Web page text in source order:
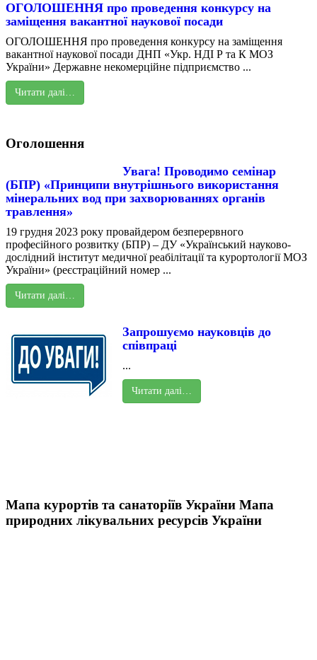
ОГОЛОШЕННЯ про проведення конкурсу на
заміщення вакантної наукової посади
ОГОЛОШЕННЯ про проведення конкурсу на заміщення
вакантної наукової посади ДНП «Укр. НДІ Р та К МОЗ
України» Державне некомерційне підприємство ...
Читати далі…
Оголошення
Увага! Проводимо семінар
(БПР) «Принципи внутрішнього використання
мінеральних вод при захворюваннях органів
травлення»
19 грудня 2023 року провайдером безперервного
професійного розвитку (БПР) – ДУ «Український науково-
дослідний інститут медичної реабілітації та курортології МОЗ
України» (реєстраційний номер ...
Читати далі…
Запрошуємо науковців до
співпраці
...
Читати далі…
Мапа курортів та санаторіїв України Мапа
природних лікувальних ресурсів України